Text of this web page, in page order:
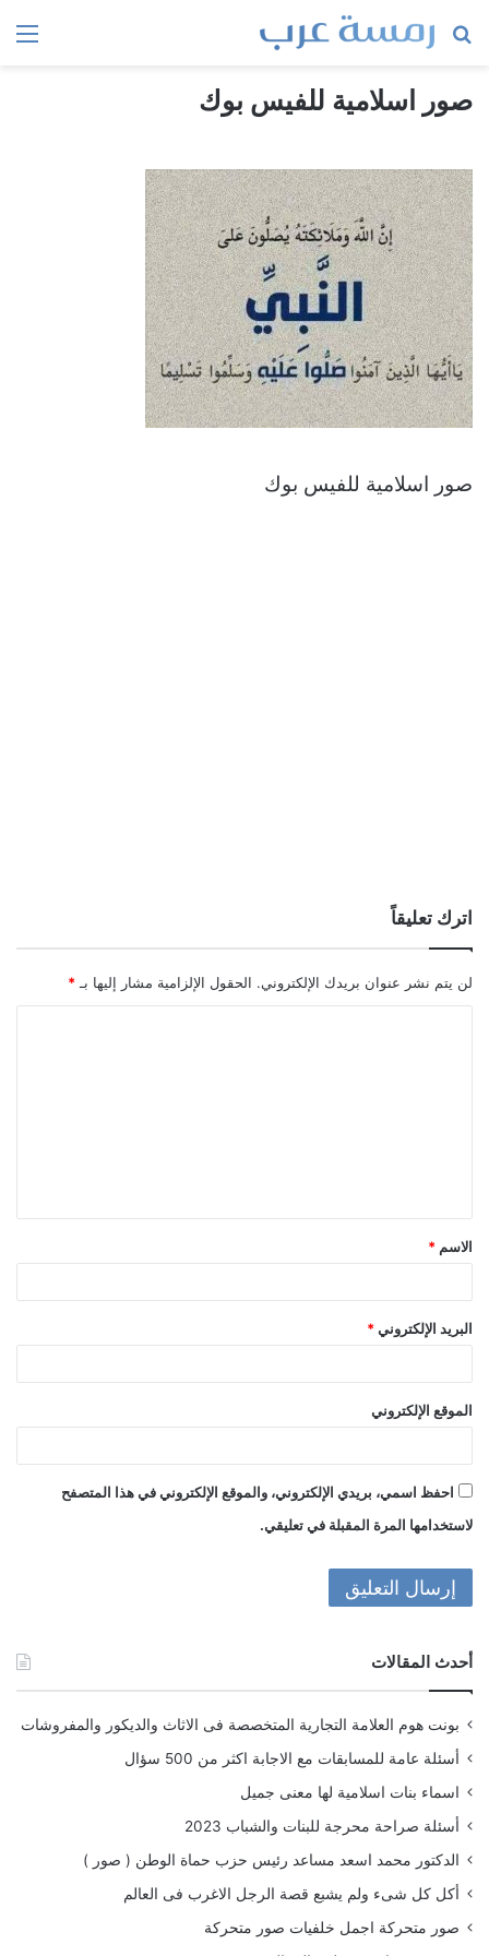
بحث
صور اسلامية للفيس بوك
صور اسلامية للفيس بوك
اترك تعليقاً
لن يتم نشر عنوان بريدك الإلكتروني. الحقول الإلزامية مشار إليها بـ *
ق
*
الاسم *
البريد الإلكتروني *
الموقع الإلكتروني
احفظ اسمي، بريدي الإلكتروني، والموقع الإلكتروني في هذا المتصفح
لاستخدامها المرة المقبلة في تعليقي.
أحدث المقالات
بونت هوم العلامة التجارية المتخصصة فى الاثاث والديكور والمفروشات
أسئلة عامة للمسابقات مع الاجابة اكثر من 500 سؤال
اسماء بنات اسلامية لها معنى جميل
أسئلة صراحة محرجة للبنات والشباب 2023
الدكتور محمد اسعد مساعد رئيس حزب حماة الوطن ( صور )
أكل كل شىء ولم يشبع قصة الرجل الاغرب فى العالم
صور متحركة اجمل خلفيات صور متحركة